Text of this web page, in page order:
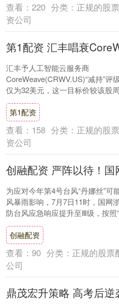
查看： 220 分类： 正规的股
资公司
汇丰予人工智能云服务商
CoreWeave(CRWV.US)“减持”评
仅为32美元，这一目标价较该股
低了76%。该行给出的原因是，回
低....
第1配资
查看： 158 分类： 正规的股
资公司
为应对今年第4号台风“丹娜丝”可
风暴雨影响，7月7日11时，国网
防台风应急响应提升至Ⅲ级，按照
抢”的原则，提前统筹部署电网运
创融配资
查看： 90 分类： 正规的股票
公司